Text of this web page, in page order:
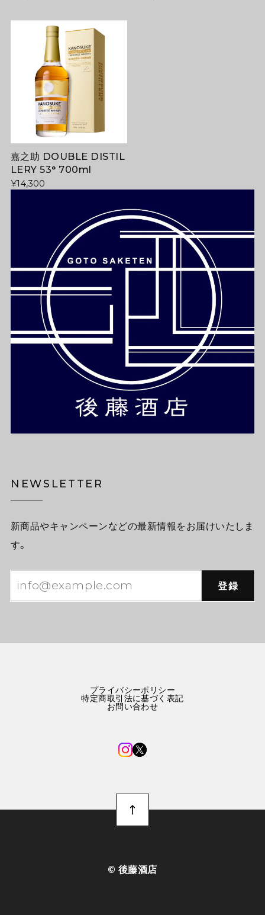
嘉之助 DOUBLE DISTIL
LERY 53° 700ml
¥14,300
NEWSLETTER
新商品やキャンペーンなどの最新情報をお届けいたしま
す。
登録
プライバシーポリシー
特定商取引法に基づく表記
お問い合わせ
©︎ 後藤酒店